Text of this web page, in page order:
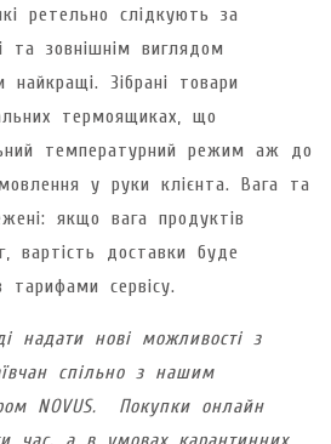
ретельно слідкують за
та зовнішнім виглядом
найкращі. Зібрані товари
термоящиках, що
температурний режим аж до
у руки клієнта. Вага та
якщо вага продуктів
вартість доставки буде
тарифами сервісу.
надати нові можливості з
спільно з нашим
NOVUS. Покупки онлайн